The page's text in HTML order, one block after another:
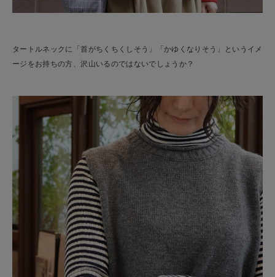
タートルネックに「首がちくちくしそう」「かゆくなりそう」というイメ
ージをお持ちの方、沢山いるのではないでしょうか？